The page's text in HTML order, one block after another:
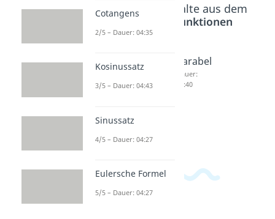
Beliebte Inhalte aus dem
Bereich
Funktionen
Steigun
el
Funktio
Parabel
Dauer:
04:40
Cotangens
2/5 – Dauer: 04:35
Kosinussatz
3/5 – Dauer: 04:43
Sinussatz
4/5 – Dauer: 04:27
Eulersche Formel
5/5 – Dauer: 04:27